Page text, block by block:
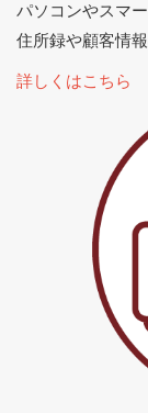
パソコンやスマ
住所録や顧客情
詳しくはこちら